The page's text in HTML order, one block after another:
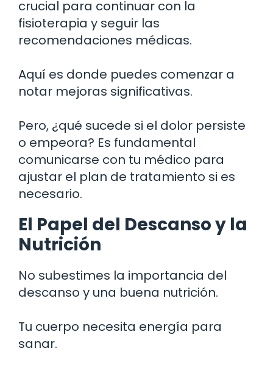
crucial para continuar con la
fisioterapia y seguir las
recomendaciones médicas.
Aquí es donde puedes comenzar a
notar mejoras significativas.
Pero, ¿qué sucede si el dolor persiste
o empeora? Es fundamental
comunicarse con tu médico para
ajustar el plan de tratamiento si es
necesario.
El Papel del Descanso y la
Nutrición
No subestimes la importancia del
descanso y una buena nutrición.
Tu cuerpo necesita energía para
sanar.